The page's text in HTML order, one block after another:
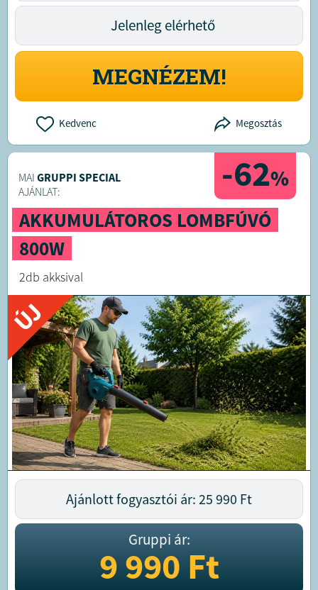
Jelenleg elérhető
MEGNÉZEM!
Kedvenc Megosztás
-62%
MAI GRUPPI SPECIAL
AJÁNLAT:
AKKUMULÁTOROS LOMBFÚVÓ
800W
2db akksival
ÚJ
Ajánlott fogyasztói ár: 25 990 Ft
Gruppi ár:
9 990Ft